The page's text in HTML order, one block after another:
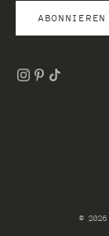
ABONNIEREN
©